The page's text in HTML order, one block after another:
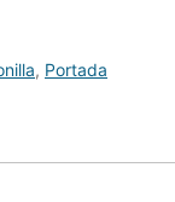
, Portada